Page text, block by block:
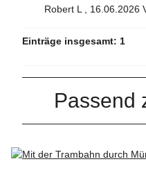
Robert L , 16.06.2026
Einträge insgesamt: 1
Passend